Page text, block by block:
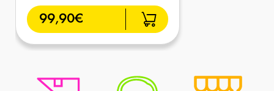
99,90€